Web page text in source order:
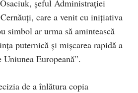
șeful Administrației
care a venit cu inițiativa
simbol ar urma să amintească
puternică și mișcarea rapidă a
Europeană”.
de a înlătura copia